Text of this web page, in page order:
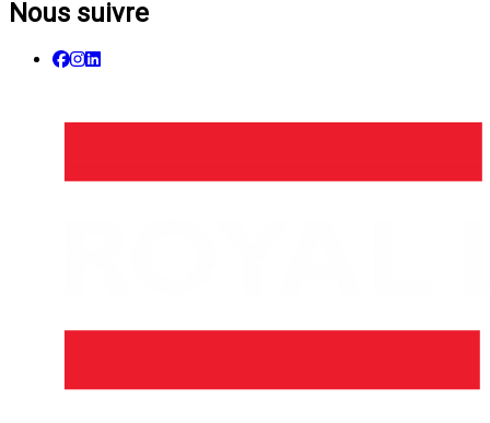
Nous suivre